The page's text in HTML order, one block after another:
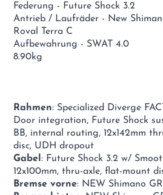
Federung - Future Shock 3.2
Antrieb / Laufräder - New
Roval Terra C
Aufbewahrung - SWAT 4.0
8.90kg
Rahmen: Specialized Diverge
Door integration, Future Shock
BB, internal routing, 12x142mm
disc, UDH dropout
Gabel: Future Shock 3.2 w/
12x100mm, thru-axle, flat-mount
Bremse vorne: NEW Shimano